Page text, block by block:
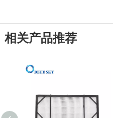
相关产品推荐